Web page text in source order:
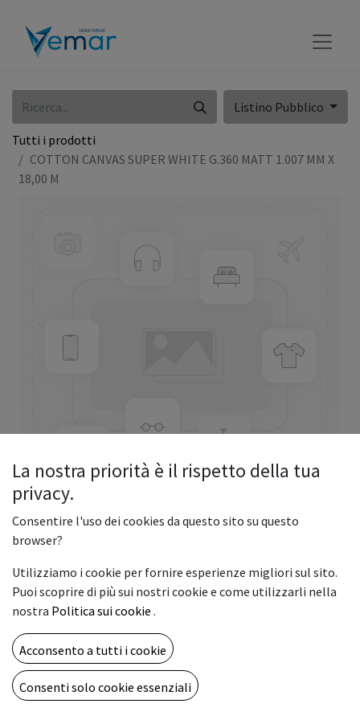
Listino Pubblico
Tutti i prodotti
COTTON CANVAS SUPER WHITE G.360 MATT 1.007 MM X
18,00 M
COTTON CANVAS SUPER WHITE
G.360 MATT 1.007 MM X 18,00 M
127,90€
AGGIUNGI AL CARRELLO
La nostra priorità è il rispetto della tua
privacy.
Consentire l'uso dei cookies da questo sito su questo
browser?
Utilizziamo i cookie per fornire esperienze migliori sul sito.
Puoi scoprire di più sui nostri cookie e come utilizzarli nella
nostra Politica sui cookie .
Acconsento a tutti i cookie
Consenti solo cookie essenziali